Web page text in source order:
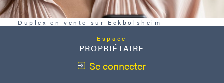
Duplex en vente sur Eckbolsheim
Espace
PROPRIÉTAIRE
Se connecter